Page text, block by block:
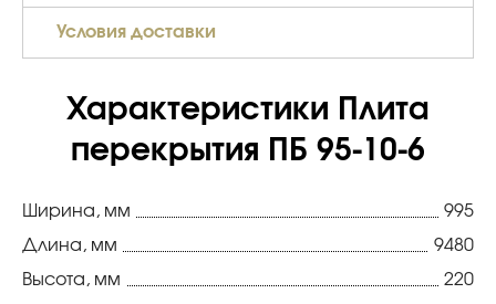
Условия доставки
Характеристики Плита
перекрытия ПБ 95-10-6
Ширина, мм
995
Длина, мм
9480
Высота, мм
220